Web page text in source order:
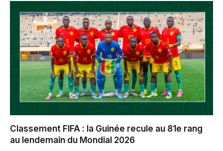
Classement FIFA : la Guinée recule au 81e rang
au lendemain du Mondial 2026